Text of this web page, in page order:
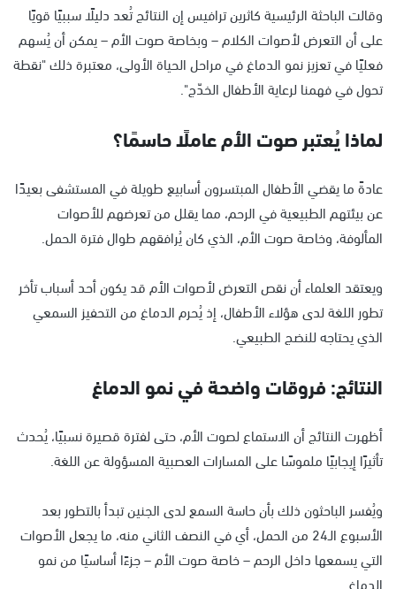
وقالت الباحثة الرئيسية كاثرين ترافيس إن النتائج تُعد دليلًا سببيًا قويًا
على أن التعرض لأصوات الكلام – وبخاصة صوت الأم – يمكن أن يُسهم
فعليًا في تعزيز نمو الدماغ في مراحل الحياة الأولى، معتبرة ذلك "نقطة
تحول في فهمنا لرعاية الأطفال الخدّج".
لماذا يُعتبر صوت الأم عاملًا حاسمًا؟
عادةً ما يقضي الأطفال المبتسرون أسابيع طويلة في المستشفى بعيدًا
عن بيئتهم الطبيعية في الرحم، مما يقلل من تعرضهم للأصوات
المألوفة، وخاصة صوت الأم، الذي كان يُرافقهم طوال فترة الحمل.
ويعتقد العلماء أن نقص التعرض لأصوات الأم قد يكون أحد أسباب تأخر
تطور اللغة لدى هؤلاء الأطفال، إذ يُحرم الدماغ من التحفيز السمعي
الذي يحتاجه للنضج الطبيعي.
النتائج: فروقات واضحة في نمو الدماغ
أظهرت النتائج أن الاستماع لصوت الأم، حتى لفترة قصيرة نسبيًا، يُحدث
تأثيرًا إيجابيًا ملموسًا على المسارات العصبية المسؤولة عن اللغة.
ويُفسر الباحثون ذلك بأن حاسة السمع لدى الجنين تبدأ بالتطور بعد
الأسبوع الـ24 من الحمل، أي في النصف الثاني منه، ما يجعل الأصوات
التي يسمعها داخل الرحم – خاصة صوت الأم – جزءًا أساسيًا من نمو
الدماغ.